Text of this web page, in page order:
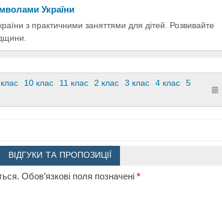
України
з практичними заняттями для дітей. Розвивайте
10 клас 11 клас 2 клас 3 клас 4 клас
5
ВІДГУКИ ТА ПРОПОЗИЦІЇ
Обов’язкові поля позначені *